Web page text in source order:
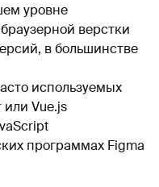
уровне
верстки
в большинстве
используемых
Vue.js
программах Figma